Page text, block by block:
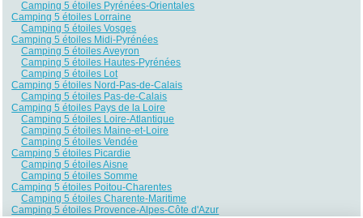
Camping 5 étoiles Pyrénées-Orientales
Camping 5 étoiles Lorraine
Camping 5 étoiles Vosges
Camping 5 étoiles Midi-Pyrénées
Camping 5 étoiles Aveyron
Camping 5 étoiles Hautes-Pyrénées
Camping 5 étoiles Lot
Camping 5 étoiles Nord-Pas-de-Calais
Camping 5 étoiles Pas-de-Calais
Camping 5 étoiles Pays de la Loire
Camping 5 étoiles Loire-Atlantique
Camping 5 étoiles Maine-et-Loire
Camping 5 étoiles Vendée
Camping 5 étoiles Picardie
Camping 5 étoiles Aisne
Camping 5 étoiles Somme
Camping 5 étoiles Poitou-Charentes
Camping 5 étoiles Charente-Maritime
Camping 5 étoiles Provence-Alpes-Côte d'Azur